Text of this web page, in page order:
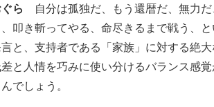
ら
自分は孤独だ、もう還暦だ、無力だ
、叩き斬ってやる、命尽きるまで戦う、
と、支持者である「家族」に対する絶
と人情を巧みに使い分けるバランス感
でしょう。